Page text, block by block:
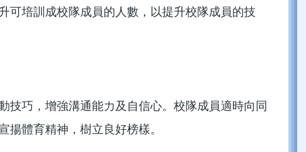
可培訓成校隊成員的人數，以提升校隊成員的技
技巧，增強溝通能力及自信心。校隊成員適時向同
體育精神，樹立良好榜樣。